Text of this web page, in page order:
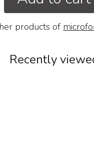
products of
Recently